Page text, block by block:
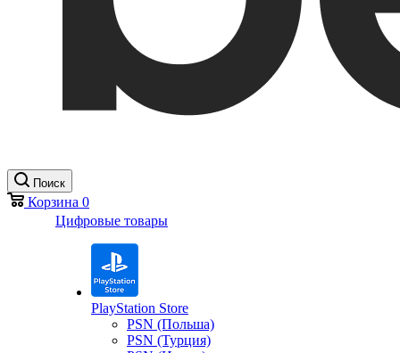
Поиск
Корзина 0
Цифровые товары
PlayStation Store
PSN (Польша)
PSN (Турция)